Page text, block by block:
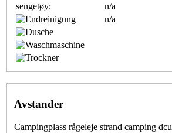
sengetøy:
n/a
n/a
Avstander
Campingplass rågeleje strand camping dcu